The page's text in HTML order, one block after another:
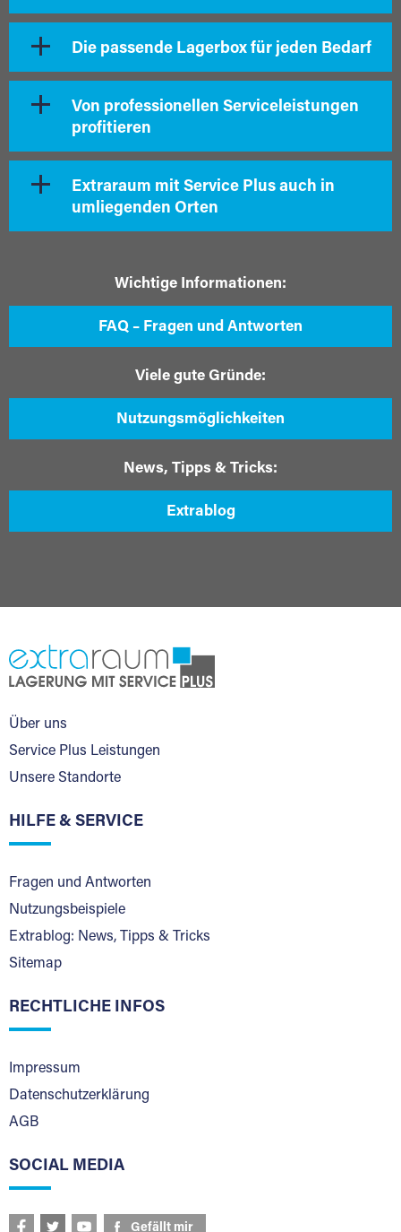
Die passende Lagerbox für jeden Bedarf
Von professionellen Serviceleistungen
profitieren
Extraraum mit Service Plus auch in
umliegenden Orten
Wichtige Informationen:
FAQ – Fragen und Antworten
Viele gute Gründe:
Nutzungsmöglichkeiten
News, Tipps & Tricks:
Extrablog
Über uns
Service Plus Leistungen
Unsere Standorte
HILFE & SERVICE
Fragen und Antworten
Nutzungsbeispiele
Extrablog: News, Tipps & Tricks
Sitemap
RECHTLICHE INFOS
Impressum
Datenschutzerklärung
AGB
SOCIAL MEDIA
Gefällt mir